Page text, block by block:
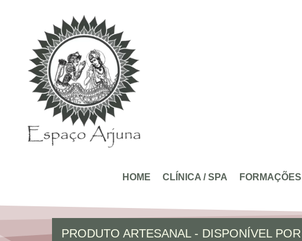
HOME CLÍNICA / SPA FORMAÇÕES
PRODUTO ARTESANAL - DISPONÍVEL